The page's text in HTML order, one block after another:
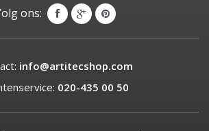
ons:
info@artitecshop.com
020-435 00 50